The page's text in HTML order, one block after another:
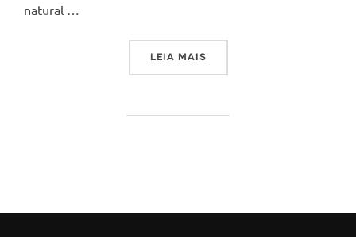
natural …
LEIA MAIS“MELHORES FRAGRÂNCIAS